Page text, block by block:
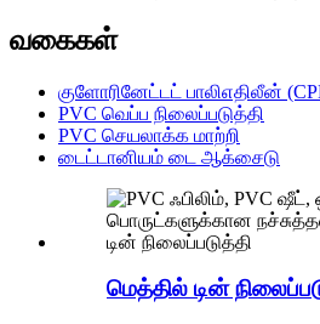
வகைகள்
குளோரினேட்டட் பாலிஎதிலீன்
PVC வெப்ப நிலைப்படுத்தி
PVC செயலாக்க மாற்றி
டைட்டானியம் டை ஆக்சைடு
மெத்தில் டின்